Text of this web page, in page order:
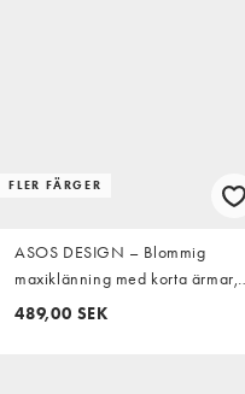
FLER FÄRGER
ASOS DESIGN – Blommig
maxiklänning med korta ärmar,
djup halsringning och klockad
489,00 SEK